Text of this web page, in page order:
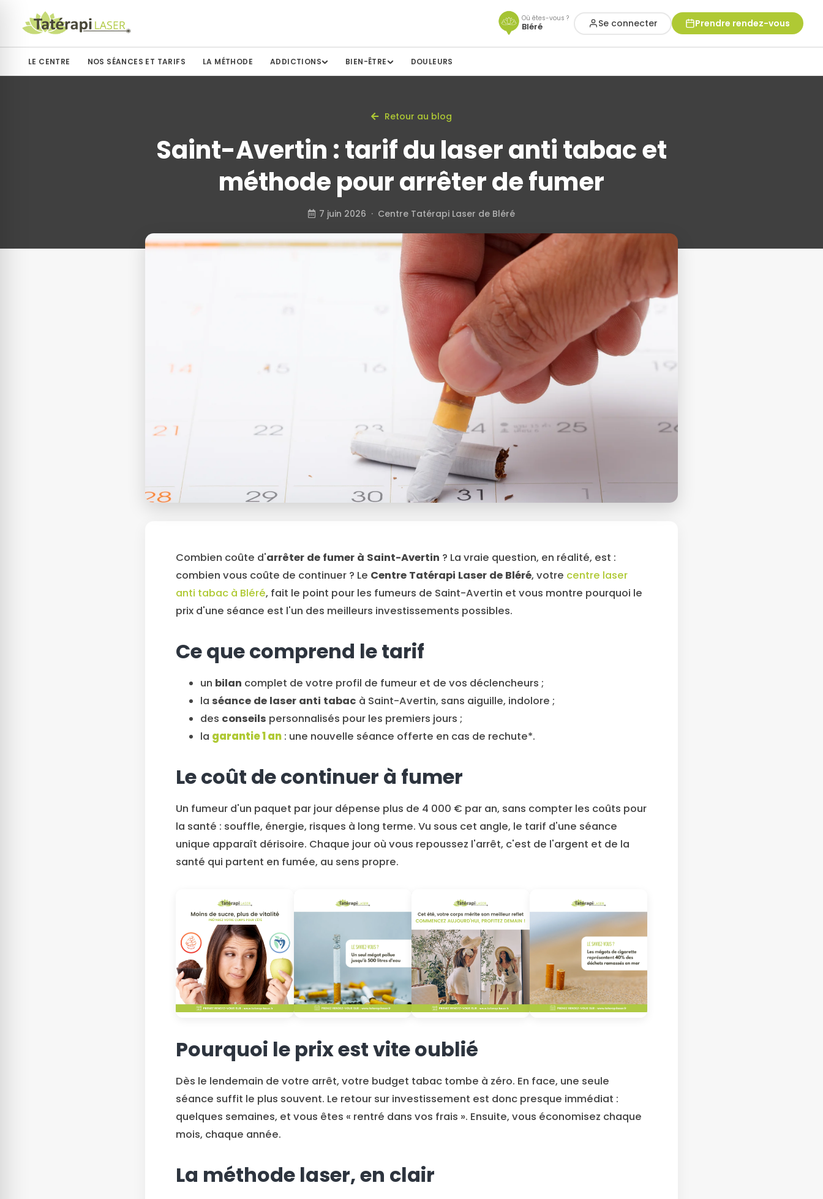
Où êtes-vous ?
Bléré Se connecter Prendre rendez-vous
LE CENTRE NOS SÉANCES ET TARIFS LA MÉTHODE ADDICTIONS BIEN-ÊTRE DOULEURS
Retour au blog
Saint-Avertin : tarif du laser anti tabac et
méthode pour arrêter de fumer
7 juin 2026 · Centre Tatérapi Laser de Bléré
Combien coûte d'arrêter de fumer à Saint-Avertin ? La vraie question, en réalité, est :
combien vous coûte de continuer ? Le Centre Tatérapi Laser de Bléré, votre centre laser
anti tabac à Bléré, fait le point pour les fumeurs de Saint-Avertin et vous montre pourquoi le
prix d'une séance est l'un des meilleurs investissements possibles.
Ce que comprend le tarif
un bilan complet de votre profil de fumeur et de vos déclencheurs ;
la séance de laser anti tabac à Saint-Avertin, sans aiguille, indolore ;
des conseils personnalisés pour les premiers jours ;
la garantie 1 an : une nouvelle séance offerte en cas de rechute*.
Le coût de continuer à fumer
Un fumeur d'un paquet par jour dépense plus de 4 000 € par an, sans compter les coûts pour
la santé : souffle, énergie, risques à long terme. Vu sous cet angle, le tarif d'une séance
unique apparaît dérisoire. Chaque jour où vous repoussez l'arrêt, c'est de l'argent et de la
santé qui partent en fumée, au sens propre.
Pourquoi le prix est vite oublié
Dès le lendemain de votre arrêt, votre budget tabac tombe à zéro. En face, une seule
séance suffit le plus souvent. Le retour sur investissement est donc presque immédiat :
quelques semaines, et vous êtes « rentré dans vos frais ». Ensuite, vous économisez chaque
mois, chaque année.
La méthode laser, en clair